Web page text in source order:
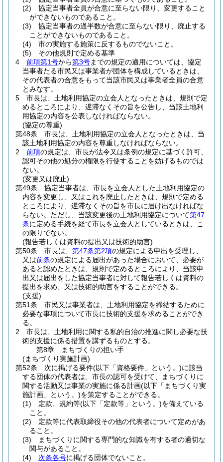
(2)
協定当事者全員が合意に至らない限り、変更すること
ができないものであること。
(3)
協定当事者の過半数が合意に至らない限り、廃止する
ことができないものであること。
(4)
市の実施する施策に反するものでないこと。
(5)
その他規則で定める基準
4
前項第1号から第3号までの規定の適用については、協定
当事者たる市民又は事業者が団体を構成しているときは、
その代表者の合意をもって当該市民又は事業者全員の合意
とみなす。
5
市長は、土地利用協定の立会人となったときは、規則で定
めるところにより、遅滞なくその旨を公告し、当該土地利
用協定の内容を公表しなければならない。
(協定の尊重)
第48条
市長は、土地利用協定の立会人となったときは、当
該土地利用協定の内容を尊重しなければならない。
2
前項の規定は、市長が法令又は条例の規定に基づく許可、
認可その他の処分の権限を行使することを妨げるものでは
ない。
(変更又は廃止)
第49条
協定当事者は、市長を立会人とした土地利用協定の
内容を変更し、又はこれを廃止したときは、規則で定める
ところにより、遅滞なくその旨を市長に届け出なければな
らない。 ただし、当該変更後の土地利用協定について第47
条に定める手続を経て市長を立会人としているときは、こ
の限りでない。
(報告若しくは資料の提出又は技術的助言)
第50条
市長は、 第47条第2項の規定による申出を受理し、
又は前条の規定による届出があった場合において、必要が
あると認めたときは、規則で定めるところにより、当該申
出又は届出をした協定当事者に対して報告若しくは資料の
提出を求め、又は技術的助言をすることができる。
(支援)
第51条
市民又は事業者は、土地利用協定を締結するために
必要な事項について市長に技術的支援を求めることができ
る。
2
市長は、土地利用に関する私的自治の推進に関し必要な技
術的支援に係る措置を講ずるものとする。
第8章
まちづくりの担い手
(まちづくり実施計画)
第52条
次に掲げる要件(以下「資格要件」という。)に該当
する団体の代表者は、市長の認可を受けて、まちづくりに
関する活動又は事業の実施に係る計画(以下「まちづくり実
施計画」という。)を策定することができる。
(1)
定款、規約等(以下「定款等」という。)を備えている
こと。
(2)
定款等に代表取締役その他の代表者について定めがあ
ること。
(3)
まちづくりに関する専門的な知識を有する者の適切な
関与があること。
(4)
次条各号に掲げる団体でないこと。